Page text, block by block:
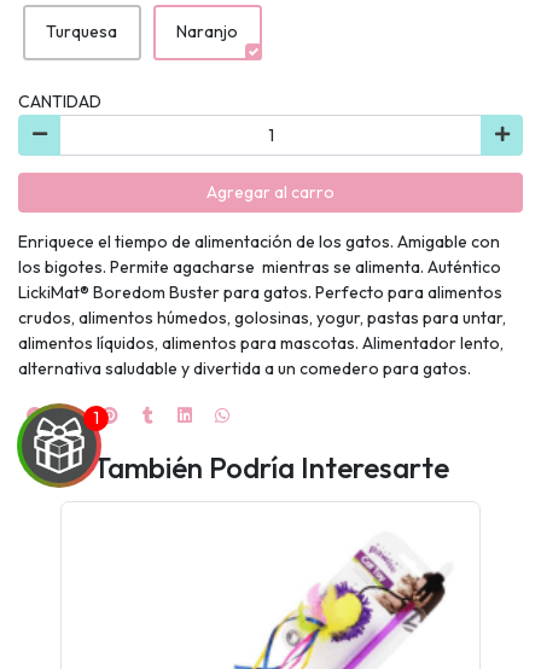
Turquesa Naranjo
CANTIDAD
Agregar al carro
Enriquece el tiempo de alimentación de los gatos. Amigable con
los bigotes. Permite agacharse mientras se alimenta. Auténtico
LickiMat® Boredom Buster para gatos. Perfecto para alimentos
crudos, alimentos húmedos, golosinas, yogur, pastas para untar,
alimentos líquidos, alimentos para mascotas. Alimentador lento,
alternativa saludable y divertida a un comedero para gatos.
También Podría Interesarte